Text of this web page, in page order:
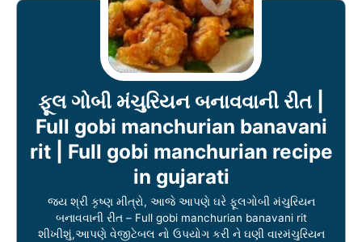
ફૂલ ગોબી મંચુરિયન બનાવવાની રીત |
Full gobi manchurian banavani
rit | Full gobi manchurian recipe
in gujarati
જય શ્રી કૃષ્ણ મીત્રો, આજે આપણે ઘરે ફૂલગોબી મંચુરિયન
બનાવવાની રીત – Full gobi manchurian banavani rit
શીખીશું,આપણે વેજીટેબલ નો ઉપયોગ કરી ને ઘણી વારમંચુરિયન